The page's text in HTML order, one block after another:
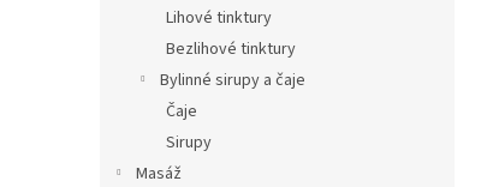
Lihové tinktury
Bezlihové tinktury
Bylinné sirupy a čaje
Čaje
Sirupy
Masáž